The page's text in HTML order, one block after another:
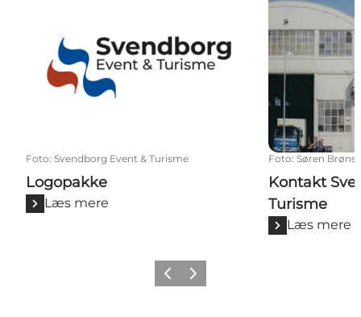
Foto: Svendborg Event & Turisme
Logopakke
Læs mere
Foto: Søren
Kontakt
Turisme
Læs mere
Forrige billede
Næste billede